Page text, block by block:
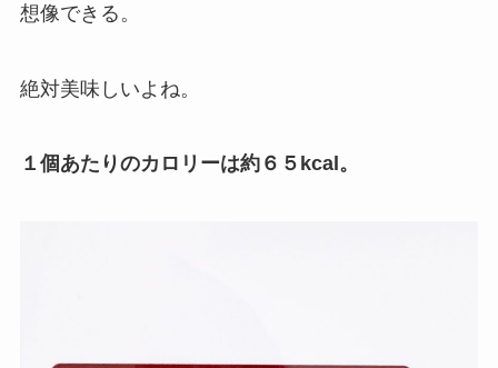
想像できる。
絶対美味しいよね。
１個あたりのカロリーは約６５kcal。